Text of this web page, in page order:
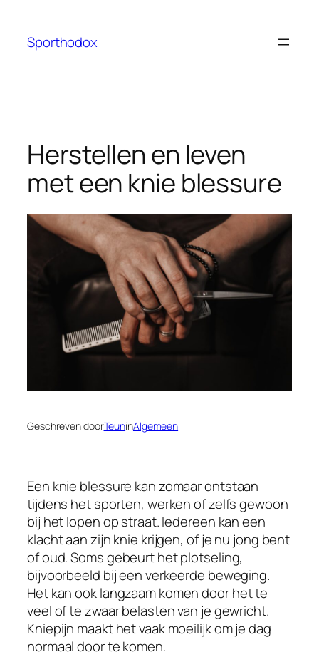
Sporthodox
Herstellen en leven
met een knie blessure
Geschreven doorTeuninAlgemeen
Een knie blessure kan zomaar ontstaan
tijdens het sporten, werken of zelfs gewoon
bij het lopen op straat. Iedereen kan een
klacht aan zijn knie krijgen, of je nu jong bent
of oud. Soms gebeurt het plotseling,
bijvoorbeeld bij een verkeerde beweging.
Het kan ook langzaam komen door het te
veel of te zwaar belasten van je gewricht.
Kniepijn maakt het vaak moeilijk om je dag
normaal door te komen.